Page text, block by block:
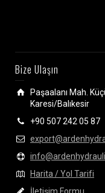
Bize Ulaşın
Paşaalanı Mah.
Karesi/Balıkesir
+90 507 242 05 87
Harita / Yol Tarifi